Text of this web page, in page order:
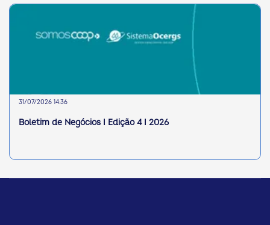
31/07/2026 14:36
Boletim de Negócios I Edição 4 I 2026